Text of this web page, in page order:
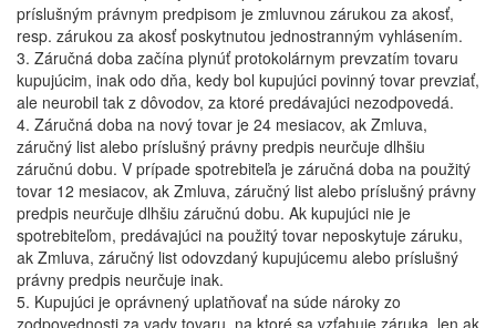
príslušným právnym predpisom je zmluvnou zárukou za akosť,
resp. zárukou za akosť poskytnutou jednostranným vyhlásením.
3. Záručná doba začína plynúť protokolárnym prevzatím tovaru
kupujúcim, inak odo dňa, kedy bol kupujúci povinný tovar prevziať,
ale neurobil tak z dôvodov, za ktoré predávajúci nezodpovedá.
4. Záručná doba na nový tovar je 24 mesiacov, ak Zmluva,
záručný list alebo príslušný právny predpis neurčuje dlhšiu
záručnú dobu. V prípade spotrebiteľa je záručná doba na použitý
tovar 12 mesiacov, ak Zmluva, záručný list alebo príslušný právny
predpis neurčuje dlhšiu záručnú dobu. Ak kupujúci nie je
spotrebiteľom, predávajúci na použitý tovar neposkytuje záruku,
ak Zmluva, záručný list odovzdaný kupujúcemu alebo príslušný
právny predpis neurčuje inak.
5. Kupujúci je oprávnený uplatňovať na súde nároky zo